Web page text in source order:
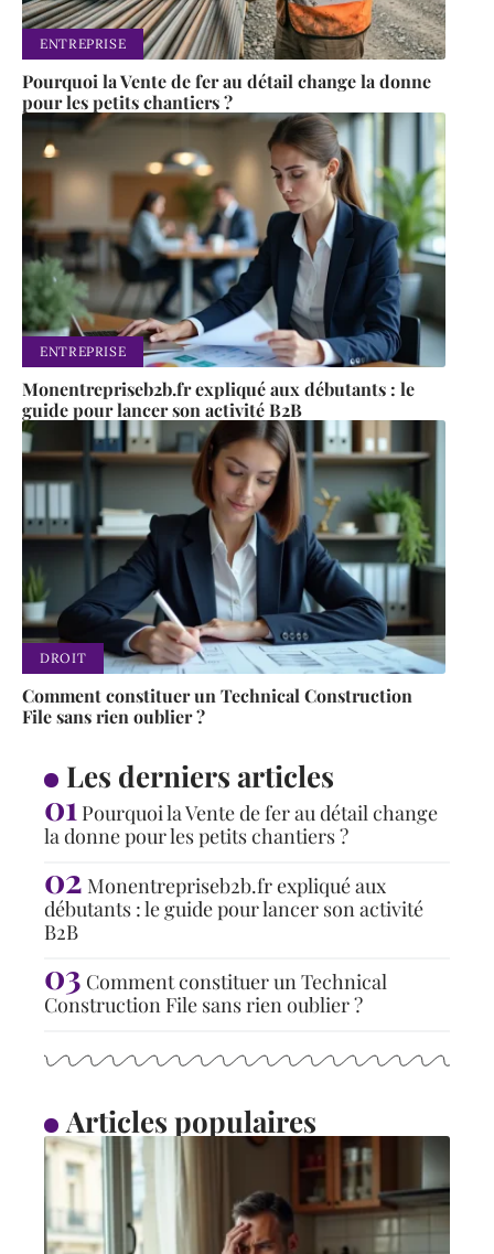
ENTREPRISE
Pourquoi la Vente de fer au détail change la donne
pour les petits chantiers ?
ENTREPRISE
Monentrepriseb2b.fr expliqué aux débutants : le
guide pour lancer son activité B2B
DROIT
Comment constituer un Technical Construction
File sans rien oublier ?
Les derniers articles
Pourquoi la Vente de fer au détail change
la donne pour les petits chantiers ?
Monentrepriseb2b.fr expliqué aux
débutants : le guide pour lancer son activité
B2B
Comment constituer un Technical
Construction File sans rien oublier ?
Articles populaires